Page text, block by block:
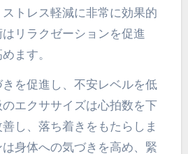
トレス軽減に非常に効果的
リラクゼーションを促進
ます。
を促進し、不安レベルを低
エクササイズは心拍数を下
し、落ち着きをもたらしま
身体への気づきを高め、緊